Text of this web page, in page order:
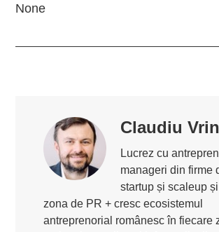
None
Claudiu
Lucrez cu
manageri din firme
startup și scaleup
zona de PR + cresc ecosistemul
antreprenorial românesc în fiecare